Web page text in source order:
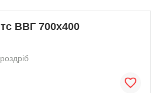
ВВГ 700x400